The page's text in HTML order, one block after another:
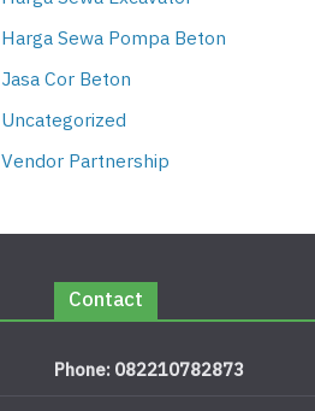
Harga Sewa Pompa Beton
Jasa Cor Beton
Uncategorized
Vendor Partnership
Contact
Phone: 082210782873